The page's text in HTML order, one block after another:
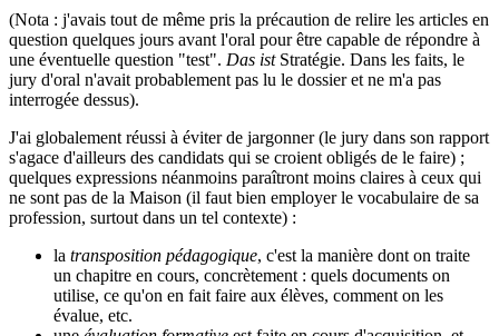
(Nota : j'avais tout de même pris la précaution de relire les articles en
question quelques jours avant l'oral pour être capable de répondre à
une éventuelle question "test". Das ist Stratégie. Dans les faits, le
jury d'oral n'avait probablement pas lu le dossier et ne m'a pas
interrogée dessus).
J'ai globalement réussi à éviter de jargonner (le jury dans son rapport
s'agace d'ailleurs des candidats qui se croient obligés de le faire) ;
quelques expressions néanmoins paraîtront moins claires à ceux qui
ne sont pas de la Maison (il faut bien employer le vocabulaire de sa
profession, surtout dans un tel contexte) :
la transposition pédagogique, c'est la manière dont on traite
un chapitre en cours, concrètement : quels documents on
utilise, ce qu'on en fait faire aux élèves, comment on les
évalue, etc.